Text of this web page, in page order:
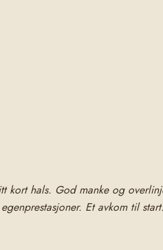
kort hals. God manke og
Et avkom til